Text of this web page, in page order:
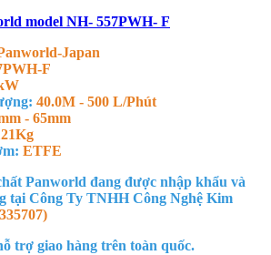
model NH- 557PWH- F
Japan
F
40.0M - 500 L/Phút
- 65mm
ETFE
Panworld đang được nhập khẩu và
tại Công Ty TNHH Công Nghệ Kim
trợ giao hàng trên toàn quốc.